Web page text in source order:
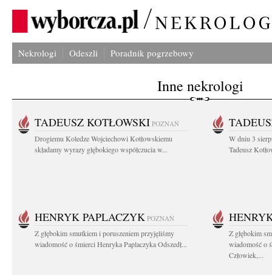
Nekrologi Odeszli Poradnik pogrzebowy
Inne nekrologi
TADEUSZ KOTŁOWSKI POZNAŃ
Drogiemu Koledze Wojciechowi Kotłowskiemu
składamy wyrazy głębokiego współczucia w...
W dniu 3
Tadeusz
HENRYK PAPLACZYK POZNAŃ
Z głębokim smutkiem i poruszeniem przyjęliśmy
wiadomość o śmierci Henryka Paplaczyka Odszedł...
Z głębokim
wiadomość o
Człowiek,...